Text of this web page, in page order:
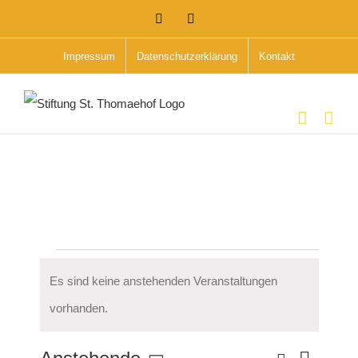
Inhalt
Instagram
Impressum Datenschutzerklärung Kontakt
Hinweis
Es sind keine anstehenden Veranstaltungen
vorhanden.